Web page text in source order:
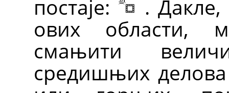
постаје:
.
ових области,
смањити
средишњих